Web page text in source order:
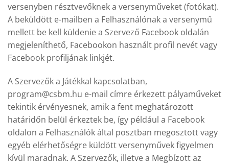
versenyben résztvevőknek a versenyműveket (fotókat).
A beküldött e-mailben a Felhasználónak a versenymű
mellett be kell küldenie a Szervező Facebook oldalán
megjeleníthető, Facebookon használt profil nevét vagy
Facebook profiljának linkjét.
A Szervezők a Játékkal kapcsolatban,
program@csbm.hu e-mail címre érkezett pályaműveket
tekintik érvényesnek, amik a fent meghatározott
határidőn belül érkeztek be, így például a Facebook
oldalon a Felhasználók által posztban megosztott vagy
egyéb elérhetőségre küldött versenyművek figyelmen
kívül maradnak. A Szervezők, illetve a Megbízott az